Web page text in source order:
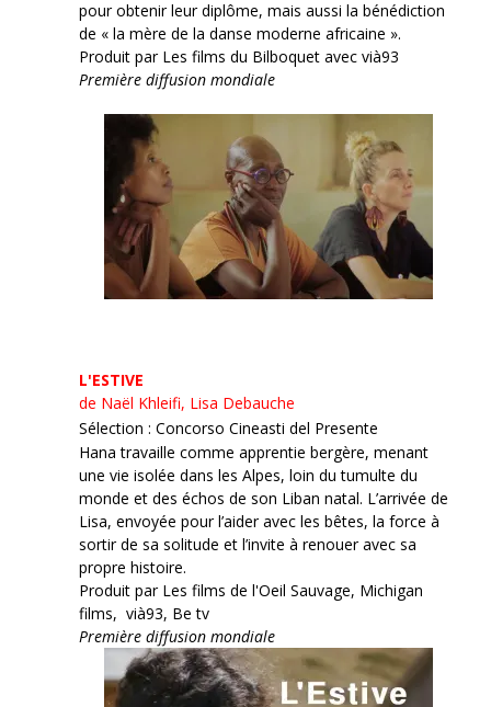
pour obtenir leur diplôme, mais aussi la bénédiction
de « la mère de la danse moderne africaine ».
Produit par Les films du Bilboquet avec vià93
Première diffusion mondiale
L'ESTIVE
de Naël Khleifi, Lisa Debauche
Sélection : Concorso Cineasti del Presente
Hana travaille comme apprentie bergère, menant
une vie isolée dans les Alpes, loin du tumulte du
monde et des échos de son Liban natal. L’arrivée de
Lisa, envoyée pour l’aider avec les bêtes, la force à
sortir de sa solitude et l’invite à renouer avec sa
propre histoire.
Produit par Les films de l'Oeil Sauvage, Michigan
films, vià93, Be tv
Première diffusion mondiale